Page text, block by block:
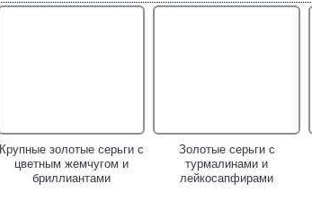
Крупные золотые серьги с
цветным жемчугом и
бриллиантами
Золотые серьги с
турмалинами и
лейкосапфирами